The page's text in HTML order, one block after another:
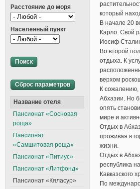
который
В начале 20
Карло. Свой
Иосиф
Во второй
отдыха. К
верхом
К сожалению,
Абхазии. Но
опять
мире и
Отдых в
проживая в
жизни.
Отдых в
республика
Кавказского
По
Расстояние до моря
Населенный пункт
Название отеля
Пансионат «Сосновая
роща»
Пансионат
«Самшитовая роща»
Пансионат «Питиус»
Пансионат «Литфонд»
Пансионат «Кяласур»